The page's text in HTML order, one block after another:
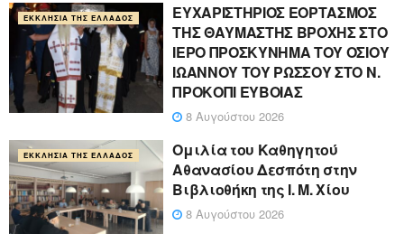
ΕΚΚΛΗΣΊΑ ΤΗΣ ΕΛΛΆΔΟΣ
ΕΥΧΑΡΙΣΤΗΡΙΟΣ ΕΟΡΤΑΣΜΟΣ
ΤΗΣ ΘΑΥΜΑΣΤΗΣ ΒΡΟΧΗΣ ΣΤΟ
ΙΕΡΟ ΠΡΟΣΚΥΝΗΜΑ ΤΟΥ ΟΣΙΟΥ
ΙΩΑΝΝΟΥ ΤΟΥ ΡΩΣΣΟΥ ΣΤΟ Ν.
ΠΡΟΚΟΠΙ ΕΥΒΟΙΑΣ
8 Αυγούστου 2026
ΕΚΚΛΗΣΊΑ ΤΗΣ ΕΛΛΆΔΟΣ
Ομιλία του Καθηγητού
Αθανασίου Δεσπότη στην
Βιβλιοθήκη της Ι. Μ. Χίου
8 Αυγούστου 2026